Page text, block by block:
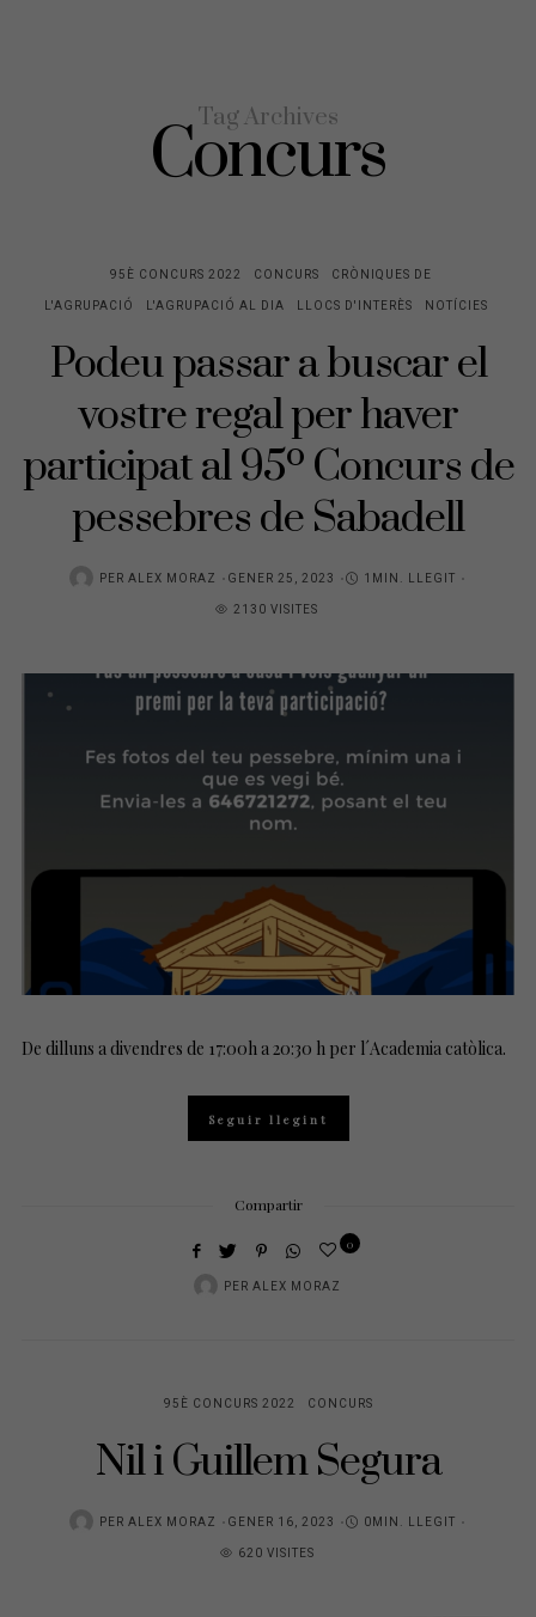
Tag Archives
Concurs
95È CONCURS 2022 CONCURS
CRÒNIQUES DE
L'AGRUPACIÓ
L'AGRUPACIÓ AL DIA LLOCS D'INTERÈS NOTÍCIES
Podeu passar a buscar el
vostre regal per haver
participat al 95º Concurs de
pessebres de Sabadell
PER ALEX MORAZ
POSTED
ON
GENER 25, 2023
1MIN. LLEGIT
2130 VISITES
De dilluns a divendres de 17:00h a 20:30 h per l´Academia catòlica.
Seguir llegint
Compartir
PER ALEX MORAZ
0
95È CONCURS 2022 CONCURS
Nil i Guillem Segura
PER ALEX MORAZ
POSTED
ON
GENER 16, 2023
0MIN. LLEGIT
620 VISITES